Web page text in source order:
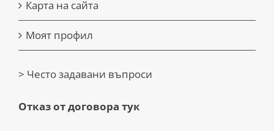
Карта на сайта
Моят профил
> Често задавани въпроси
Отказ от договора тук